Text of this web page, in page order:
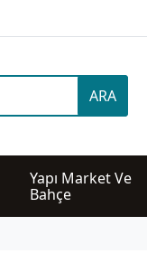
ARA
Yapı Market Ve
Bahçe